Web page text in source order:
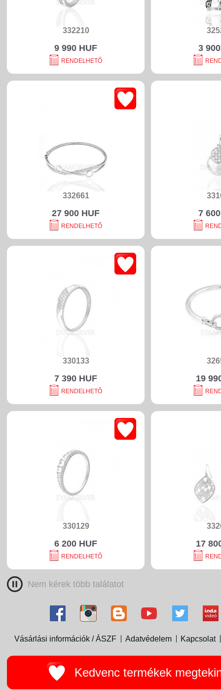
332210
9 990 HUF
RENDELHETŐ
3
332661
27 900 HUF
RENDELHETŐ
7
330133
7 390 HUF
RENDELHETŐ
19
330129
6 200 HUF
RENDELHETŐ
17
Nem kérek több találatot
Vásárlási információk / ÁSZF Adatvédelem Kapcsolat
Kedvenc termékek